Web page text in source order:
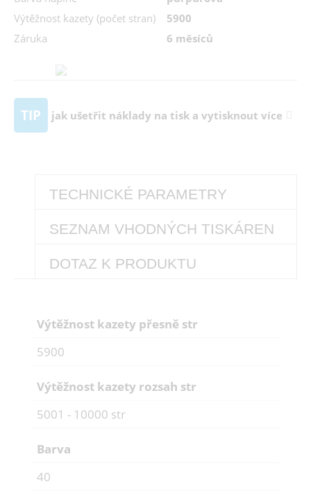
Výtěžnost kazety (počet stran)
5900
Záruka
6 měsíců
TIP jak ušetřit náklady na tisk a vytisknout více
TECHNICKÉ PARAMETRY
SEZNAM VHODNÝCH TISKÁREN
DOTAZ K PRODUKTU
Výtěžnost kazety přesně str
5900
Výtěžnost kazety rozsah str
5001 - 10000 str
Barva
40